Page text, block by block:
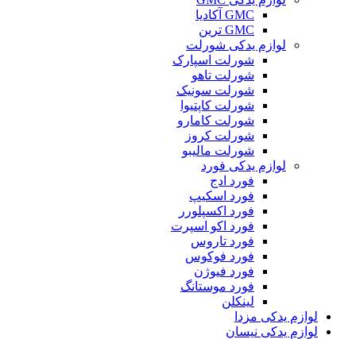
GMC آکادیا
GMC ترین
لوازم یدکی شورلت
شورلت اسپارک
شورلت تاهو
شورلت سونیک
شورلت کاپتیوا
شورلت کامارو
شورلت کروز
شورلت مالیبو
لوازم یدکی فورد
فورد ادج
فورد اسکیپ
فورد اکسپلورر
فورد اکو اسپرت
فورد تاروس
فورد فوکوس
فورد فیوژن
فورد موستانگ
لینکلن
لوازم یدکی مزدا
لوازم یدکی نیسان